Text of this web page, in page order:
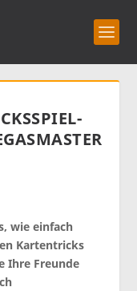
wie einfach
Kartentricks
Ihre Freunde